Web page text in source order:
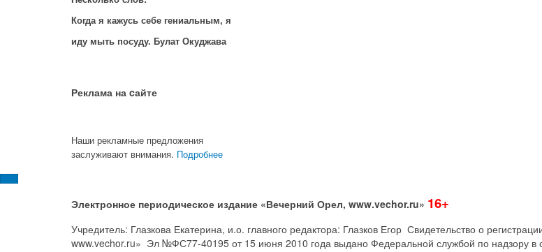
Когда я кажусь себе гениальным, я
иду мыть посуду. Булат Окуджава
Реклама на cайте
Наши рекламные предложения
заслуживают внимания. Подробнее
Электронное периодическое издание «Вечерний Орел, www.vechor.ru» 16+
Учредитель: Глазкова Екатерина, и.о. главного редактора: Глазков Егор Свидетельство о
www.vechor.ru» Эл №ФС77-40195 от 15 июня 2010 года выдано Федеральной службой по надзору